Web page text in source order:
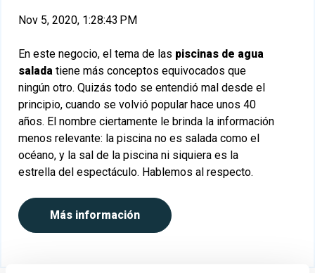
Nov 5, 2020, 1:28:43 PM
En este negocio, el tema de las piscinas de agua
salada tiene más conceptos equivocados que
ningún otro. Quizás todo se entendió mal desde el
principio, cuando se volvió popular hace unos 40
años. El nombre ciertamente le brinda la información
menos relevante: la piscina no es salada como el
océano, y la sal de la piscina ni siquiera es la
estrella del espectáculo. Hablemos al respecto.
Más información